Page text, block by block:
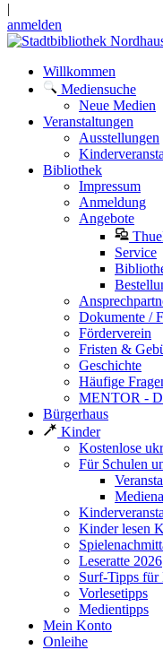
|
anmelden
Willkommen
Mediensuche
Neue Medien
Veranstaltungen
Ausstellungen
Bibliothek
Impressum
Anmeldung
Angebote
Service
Dokumente /
Förderverein
Fristen &
Geschichte
Häufige
MENTOR -
Bürgerhaus
Kinder
Kostenlose
Für Schulen
Kinder lesen
Leseratte 2026
Surf-Tipps für
Vorlesetipps
Medientipps
Mein Konto
Onleihe